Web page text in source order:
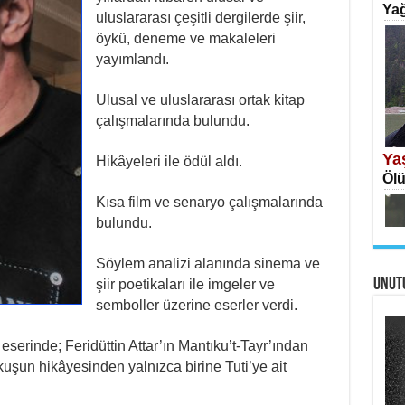
uluslararası çeşitli dergilerde şiir,
öykü, deneme ve makaleleri
yayımlandı.
Ulusal ve uluslararası ortak kitap
çalışmalarında bulundu.
Hikâyeleri ile ödül aldı.
Kısa film ve senaryo çalışmalarında
bulundu.
Söylem analizi alanında sinema ve
şiir poetikaları ile imgeler ve
semboller üzerine eserler verdi.
Feridüttin Attar’ın Mantıku’t-Tayr’ından
hikâyesinden yalnızca birine Tuti’ye ait